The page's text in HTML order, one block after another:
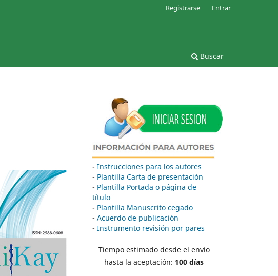
Buscar
Registrarse Entrar
- Instrucciones para los autores
- Plantilla Carta de presentación
- Plantilla Portada o página de
título
- Plantilla Manuscrito cegado
- Acuerdo de publicación
- Instrumento revisión por pares
Tiempo estimado desde el envío
hasta la aceptación: 100 días